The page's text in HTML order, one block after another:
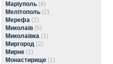
Маріуполь (4)
Мелітополь (2)
Мерефа (2)
Миколаїв (5)
Миколаївка (1)
Миргород (2)
Мирне (1)
Монастирище (1)